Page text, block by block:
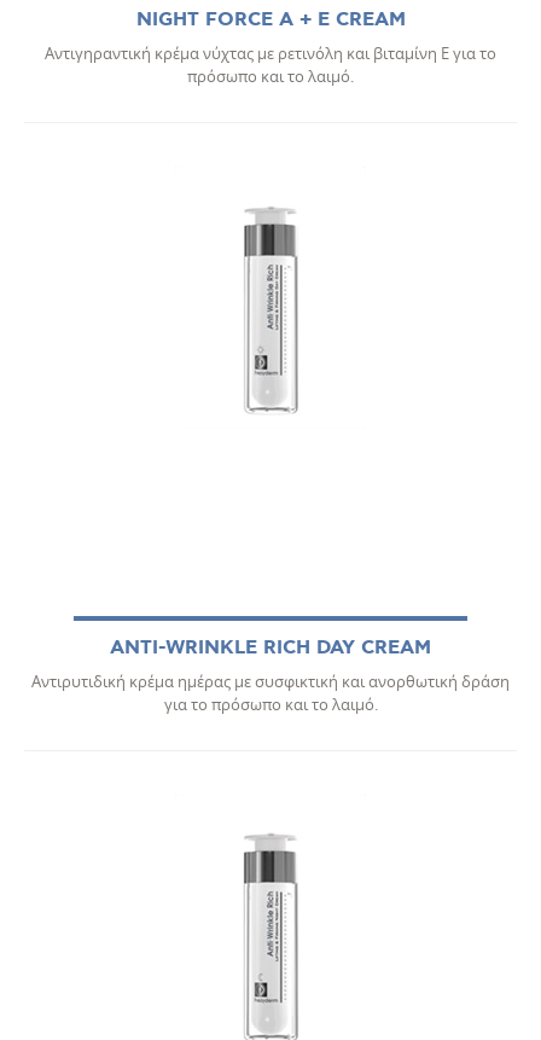
NIGHT FORCE A + E CREAM
Αντιγηραντική κρέμα νύχτας με ρετινόλη και βιταμίνη Ε για το
πρόσωπο και το λαιμό.
ANTI-WRINKLE RICH DAY CREAM
Αντιρυτιδική κρέμα ημέρας με συσφικτική και ανορθωτική δράση
για το πρόσωπο και το λαιμό.